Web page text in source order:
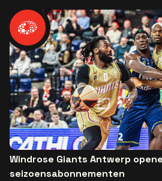
Windrose Giants Antwerp
seizoensabonnementen